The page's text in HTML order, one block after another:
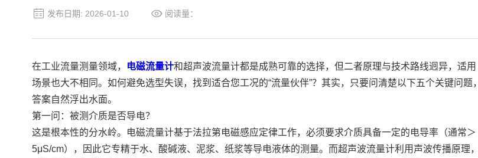
发布日期: 2026-01-10 阅读量：
在工业流量测量领域， 电磁流量计和超声波流量计都是成熟可靠的选择，但二者原理与技术路线迥异，适用
场景也大不相同。如何避免选型失误，找到适合您工况的“流量伙伴”？其实，只要问清楚以下五个关键问题，
答案自然浮出水面。
第一问：被测介质是否导电？
这是根本性的分水岭。电磁流量计基于法拉第电磁感应定律工作，必须要求介质具备一定的电导率（通常＞
5μS/cm），因此它专精于水、酸碱液、泥浆、纸浆等导电液体的测量。而超声波流量计利用声波传播原理，